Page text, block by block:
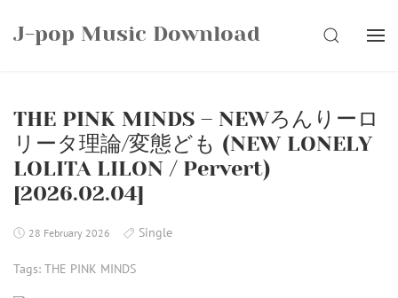
J-pop Music Download SEARCH
THE PINK MINDS – NEWろんりーロ
リータ理論/変態ども (NEW LONELY
LOLITA LILON / Pervert)
[2026.02.04]
28 February 2026 Single
Tags: THE PINK MINDS